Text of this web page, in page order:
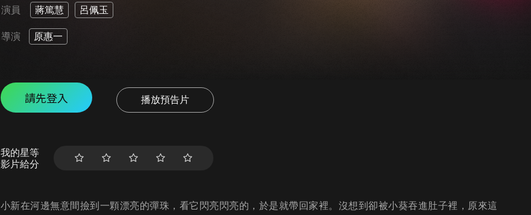
演員 蔣篤慧 呂佩玉
導演 原惠一
請先登入 播放預告片
我的星等
影片給分
小新在河邊無意間撿到一顆漂亮的彈珠，看它閃亮閃亮的，於是就帶回家裡。沒想到卻被小葵吞進肚子裡，原來這